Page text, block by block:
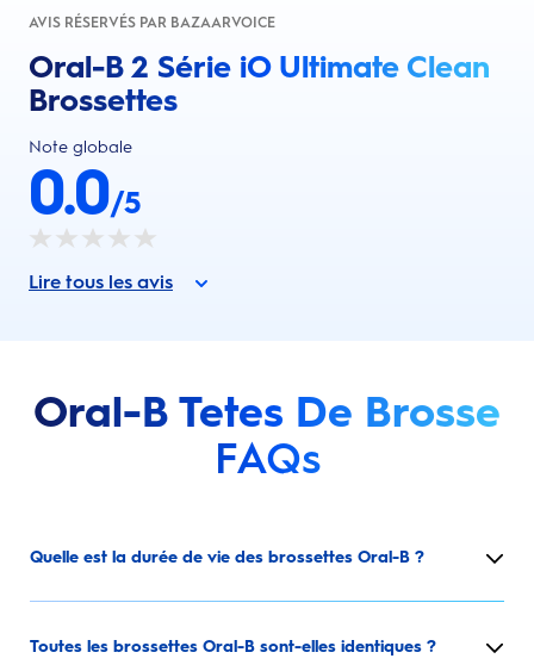
AVIS RÉSERVÉS PAR BAZAARVOICE
Oral-B 2 Série iO Ultimate Clean
Brossettes
Note globale
0.0/5
Lire tous les avis
Oral-B Tetes De Brosse
FAQs
Quelle est la durée de vie des brossettes Oral-B ?
Toutes les brossettes Oral-B sont-elles identiques ?